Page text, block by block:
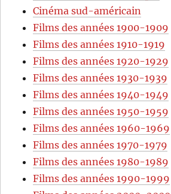
Cinéma sud-américain
Films des années 1900-1909
Films des années 1910-1919
Films des années 1920-1929
Films des années 1930-1939
Films des années 1940-1949
Films des années 1950-1959
Films des années 1960-1969
Films des années 1970-1979
Films des années 1980-1989
Films des années 1990-1999